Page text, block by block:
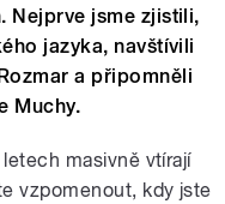
Nejprve jsme zjistili,
jazyka, navštívili
a připomněli
Muchy.
masivně vtírají
vzpomenout, kdy jste